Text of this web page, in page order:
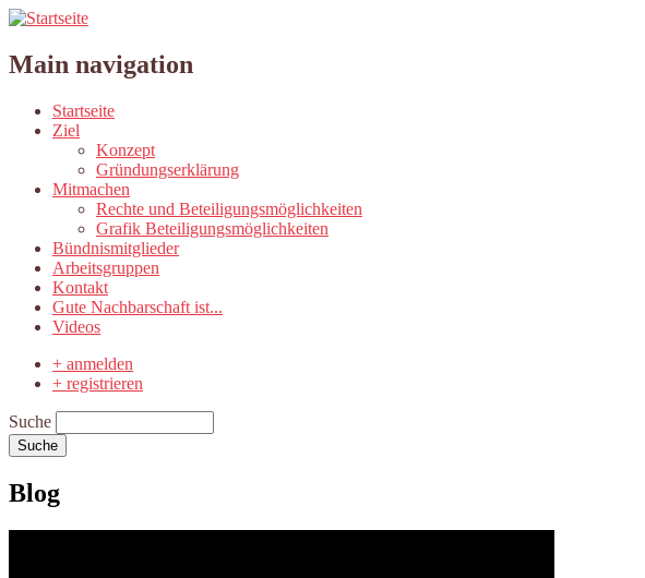
Main navigation
Startseite
Ziel
Konzept
Gründungserklärung
Mitmachen
Rechte und Beteiligungsmöglichkeiten
Grafik Beteiligungsmöglichkeiten
Bündnismitglieder
Arbeitsgruppen
Kontakt
Gute Nachbarschaft ist...
Videos
+ anmelden
+ registrieren
Suche
Blog